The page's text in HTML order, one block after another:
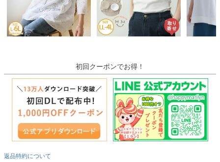
初回クーポンでお得！
返品特約について